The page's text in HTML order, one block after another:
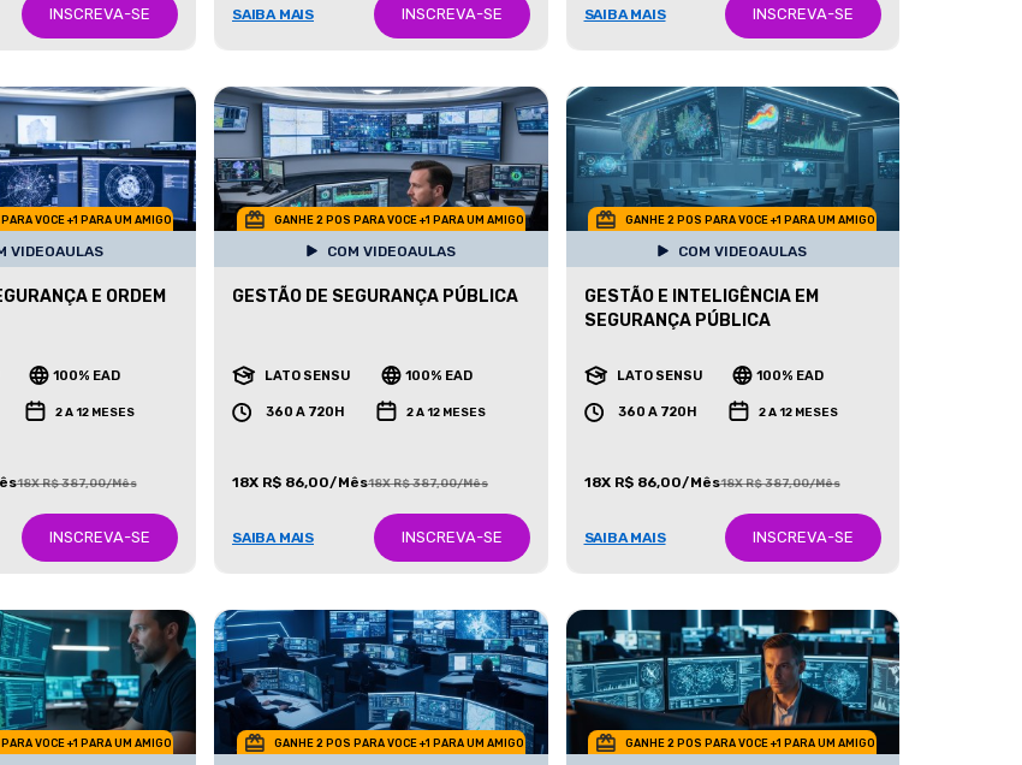
INSCREVA-SE SAIBA MAIS INSCREVA-SE SAIBA MAIS INSCREVA-SE
VOCE +1 PARA UM AMIGO
VIDEOAULAS
E ORDEM
100% EAD
2 A 12 MESES
18X R$ 387,00/Mês
INSCREVA-SE
GANHE 2 POS PARA VOCE +1 PARA UM AMIGO
COM VIDEOAULAS
GESTÃO DE SEGURANÇA PÚBLICA
LATO SENSU 100% EAD
360 A 720H 2 A 12 MESES
18X R$ 86,00/Mês18X R$ 387,00/Mês
SAIBA MAIS INSCREVA-SE
GANHE 2 POS PARA VOCE +1 PARA UM AMIGO
COM VIDEOAULAS
GESTÃO E INTELIGÊNCIA EM
SEGURANÇA PÚBLICA
LATO SENSU 100% EAD
360 A 720H 2 A 12 MESES
18X R$ 86,00/Mês18X R$ 387,00/Mês
SAIBA MAIS INSCREVA-SE
VOCE +1 PARA UM AMIGO GANHE 2 POS PARA VOCE +1 PARA UM AMIGO GANHE 2 POS PARA VOCE +1 PARA UM AMIGO